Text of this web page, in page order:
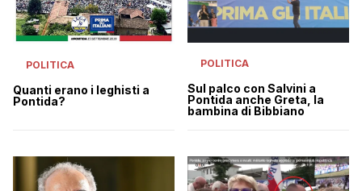
POLITICA
Quanti erano i leghisti a
Pontida?
POLITICA
Sul palco con Salvini a
Pontida anche Greta, la
bambina di Bibbiano